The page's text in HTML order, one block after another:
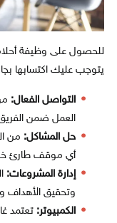
للحصول على وظيفة
يتوجب عليك اكتسابها
التواصل الفعال:
العمل ضمن
حل المشاكل: من
أي موقف طارئ
إدارة المشروعات:
وتحقيق الأهداف
الكمبيوتر: تعتمد